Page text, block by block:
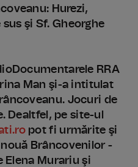
Hurezi,
şi Sf. Gheorghe
RRA
Man şi-a intitulat
Jocuri de
Dealtfel, pe site-ul
pot fi urmărite şi
Brâncovenilor -
Elena Murariu şi